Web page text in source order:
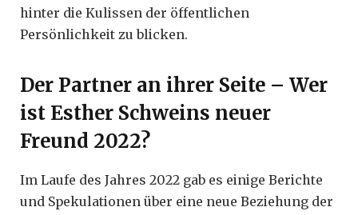
hinter die Kulissen der öffentlichen
Persönlichkeit zu blicken.
Der Partner an ihrer Seite – Wer
ist Esther Schweins neuer
Freund 2022?
Im Laufe des Jahres 2022 gab es einige Berichte
und Spekulationen über eine neue Beziehung der